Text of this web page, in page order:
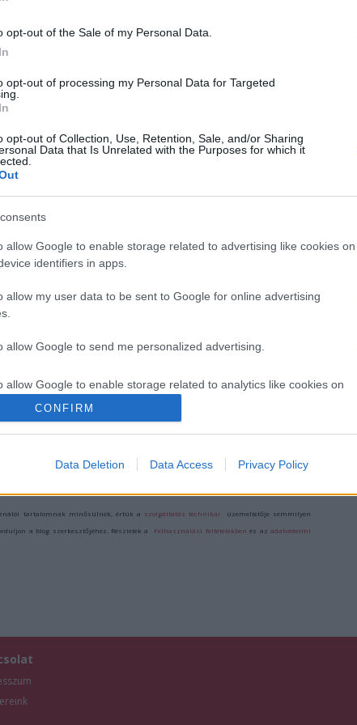
opt-out of the Sale of my Personal Data.
opt-out of processing my Personal Data for Targeted
opt-out of Collection, Use, Retention, Sale, and/or Sharing
Data that Is Unrelated with the Purposes for which it
allow Google to enable storage related to advertising like cookies on
identifiers in apps.
allow my user data to be sent to Google for online advertising
allow Google to send me personalized advertising.
allow Google to enable storage related to analytics like cookies on
identifiers in apps.
allow Google to enable storage related to functionality of the website
CONFIRM
Data Deletion Data Access Privacy Policy
bukaresti UNESCO Kulturális Központban. A
Színház Világnapján, március 27-én mindkét
VISSZATÉR –
STAND UP EST
MAGYARORSZÁGON:
WICKED AZ
ERKEL SZÍNHÁZ
EGY IS SOK -
RÓZSAKERTBEN!
tartalomnak minősülnek, értük a szolgáltatás technikai üzemeltetője semmilyen
a blog szerkesztőjéhez. Részletek a Felhasználási feltételekben és azadatvédelmi